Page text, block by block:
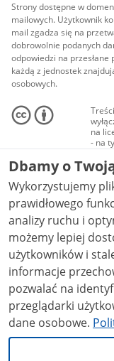
Strony dostępne w
mailowych. Użytkownik
mail zgadza się na
dobrowolnie podanych
odpowiedzi na przesłane
każdą z jednostek
osobowych.
na
- na
audio
NC-
Dbamy o
Wykorzystujemy
prawidłowego
analizy ruchu i
możemy lepiej
użytkowników i stale
informacje
pozwalać na
przeglądarki
dane osobowe.